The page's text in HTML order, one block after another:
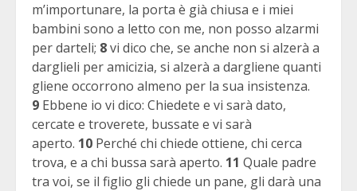
m’importunare, la porta è già chiusa e i miei
bambini sono a letto con me, non posso alzarmi
per darteli; 8vi dico che, se anche non si alzerà a
darglieli per amicizia, si alzerà a dargliene quanti
gliene occorrono almeno per la sua insistenza.
9 Ebbene io vi dico: Chiedete e vi sarà dato,
cercate e troverete, bussate e vi sarà
aperto. 10 Perché chi chiede ottiene, chi cerca
trova, e a chi bussa sarà aperto. 11 Quale padre
tra voi, se il figlio gli chiede un pane, gli darà una